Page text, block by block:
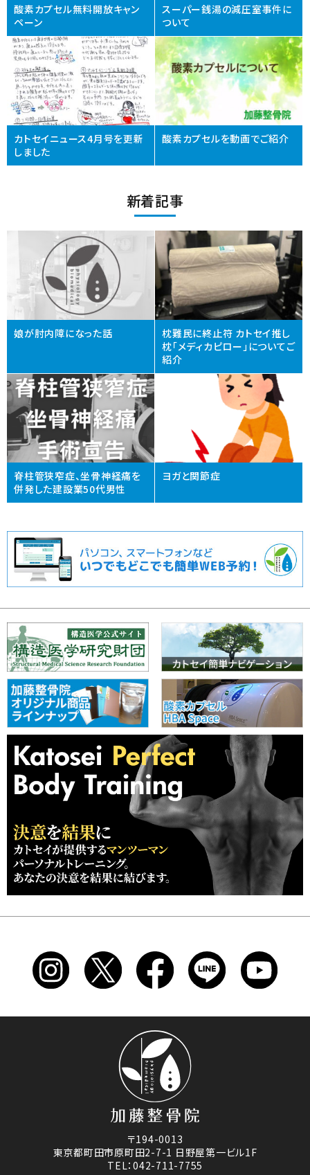
酸素カプセル無料開放キャン
ペーン
スーパー銭湯の減圧室事件に
ついて
カトセイニュース4月号を更新
しました
酸素カプセルを動画でご紹介
新着記事
娘が肘内障になった話
枕難民に終止符 カトセイ推し
枕「メディカピロー」についてご
紹介
脊柱管狭窄症、坐骨神経痛を
併発した建設業50代男性
ヨガと関節症
〒194-0013
東京都町田市原町田2-7-1 日野屋第一ビル1F
TEL：042-711-7755